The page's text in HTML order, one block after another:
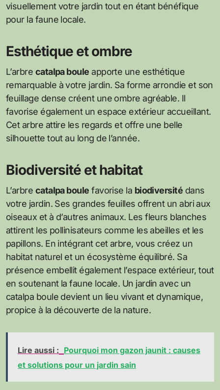
visuellement votre jardin tout en étant bénéfique
pour la faune locale.
Esthétique et ombre
L’arbre catalpa boule apporte une esthétique
remarquable à votre jardin. Sa forme arrondie et son
feuillage dense créent une ombre agréable. Il
favorise également un espace extérieur accueillant.
Cet arbre attire les regards et offre une belle
silhouette tout au long de l’année.
Biodiversité et habitat
L’arbre catalpa boule favorise la biodiversité dans
votre jardin. Ses grandes feuilles offrent un abri aux
oiseaux et à d’autres animaux. Les fleurs blanches
attirent les pollinisateurs comme les abeilles et les
papillons. En intégrant cet arbre, vous créez un
habitat naturel et un écosystème équilibré. Sa
présence embellit également l’espace extérieur, tout
en soutenant la faune locale. Un jardin avec un
catalpa boule devient un lieu vivant et dynamique,
propice à la découverte de la nature.
Lire aussi : Pourquoi mon gazon jaunit : causes
et solutions pour un jardin sain